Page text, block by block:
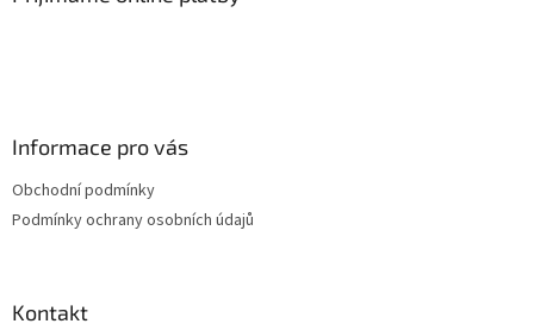
Informace pro vás
Obchodní podmínky
Podmínky ochrany osobních údajů
Kontakt